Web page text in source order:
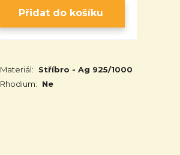
Přidat do košíku
Materiál:
Stříbro - Ag 925/1000
Rhodium:
Ne